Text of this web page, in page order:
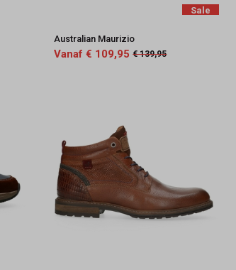
Sale
Australian Maurizio
Vanaf € 109,95 € 139,95